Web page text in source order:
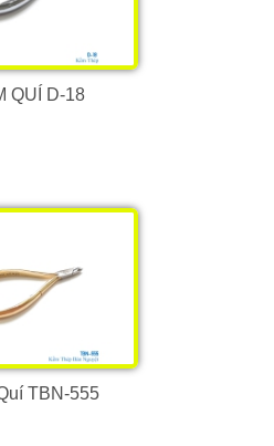
QUÍ D-18
TBN-555